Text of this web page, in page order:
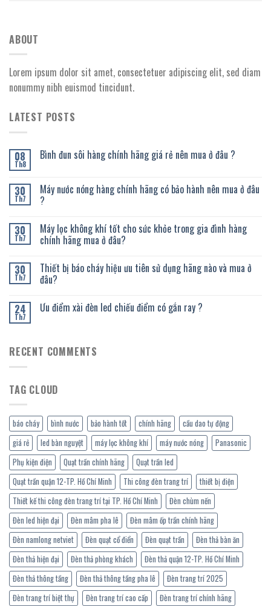
ABOUT
Lorem ipsum dolor sit amet, consectetuer adipiscing elit, sed diam
nonummy nibh euismod tincidunt.
LATEST POSTS
08
Th8
Bình đun sôi hàng chính hãng giá rẻ nên mua ở đâu ?
30
Th7
Máy nước nóng hàng chính hãng có bảo hành nên mua ở đâu
?
30
Th7
Máy lọc không khí tốt cho sức khỏe trong gia đình hàng
chính hãng mua ở đâu?
30
Th7
Thiết bị báo cháy hiệu ưu tiên sử dụng hãng nào và mua ở
đâu?
24
Th7
Ưu điểm xài đèn led chiếu điểm có gắn ray ?
RECENT COMMENTS
TAG CLOUD
báo cháy bình nước bảo hành tốt chính hãng
cầu dao tự động
giá rẻ
led bàn nguyệt máy lọc không khí máy nước nóng
Panasonic
Phụ kiện điện
Quạt trần chính hãng
Quạt trần led
Quạt trần quận 12-TP. Hồ Chí Minh
Thi công đèn trang trí
thiết bị điện
Thiết kế thi công đèn trang trí tại TP. Hồ Chí Minh
Đèn chùm nến
Đèn led hiện đại
Đèn mâm pha lê
Đèn mâm ốp trần chính hãng
Đèn namlong netviet
Đèn quạt cổ điển Đèn quạt trần
Đèn thả bàn ăn
Đèn thả hiện đại
Đèn thả phòng khách
Đèn thả quận 12-TP. Hồ Chí Minh
Đèn thả thông tầng
Đèn thả thông tầng pha lê
Đèn trang trí 2025
Đèn trang trí biệt thự
Đèn trang trí cao cấp
Đèn trang trí chính hãng